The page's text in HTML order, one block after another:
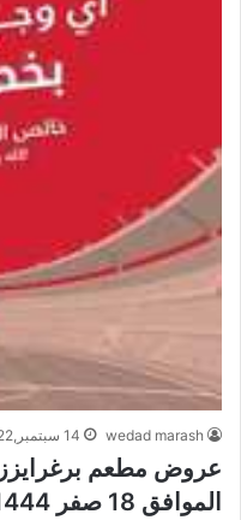
wedad marash 14 سبتمبر,2022
الموافق 18 صفر 1444 هـ عرض الليلة